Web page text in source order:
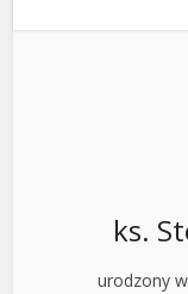
ks.
urodzony